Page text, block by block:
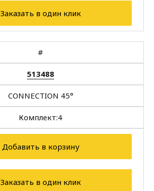
Заказать в один клик
#
513488
CONNECTION 45°
Комплект:4
Добавить в корзину
Заказать в один клик